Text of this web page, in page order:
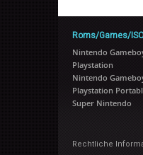
Roms/Games/
Nintendo
Playstation
Nintendo
Playstation
Super Nintendo
Rechtliche